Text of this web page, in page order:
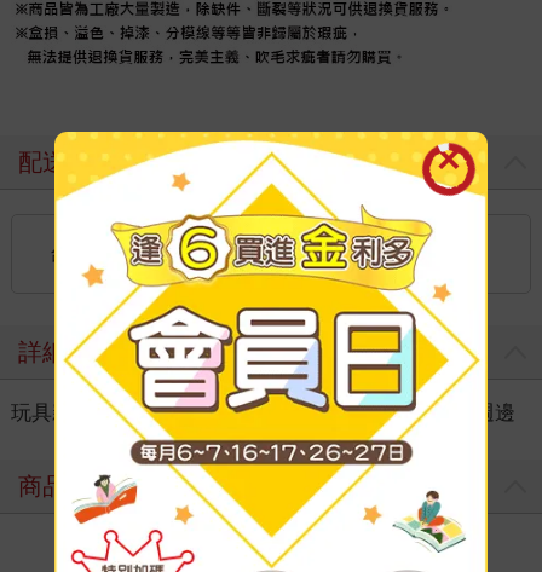
配送方式
台灣
國內宅配：本島（廠商出貨）
到店取貨：
不限金額免運費
詳細資料
玩具親子 ＞ 流行授權電影 小小兵 ＞ 小小兵週邊
商品評價
寫評價